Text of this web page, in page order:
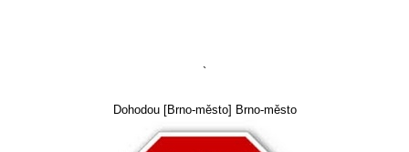
`
Dohodou [Brno-město] Brno-město